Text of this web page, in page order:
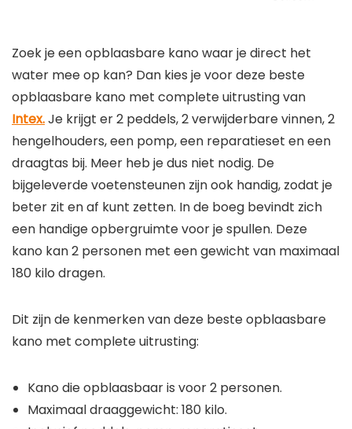
water mee op kan? Dan kies je voor deze beste
opblaasbare kano met complete uitrusting van
Intex.Je krijgt er 2 peddels, 2 verwijderbare vinnen, 2
hengelhouders, een pomp, een reparatieset en een
draagtas bij. Meer heb je dus niet nodig. De
bijgeleverde voetensteunen zijn ook handig, zodat je
beter zit en af kunt zetten. In de boeg bevindt zich
een handige opbergruimte voor je spullen. Deze
kano kan 2 personen met een gewicht van maximaal
180 kilo dragen.
kano met complete uitrusting:
Maximaal draaggewicht: 180 kilo.
Inclusief peddels, pomp, reparatieset,